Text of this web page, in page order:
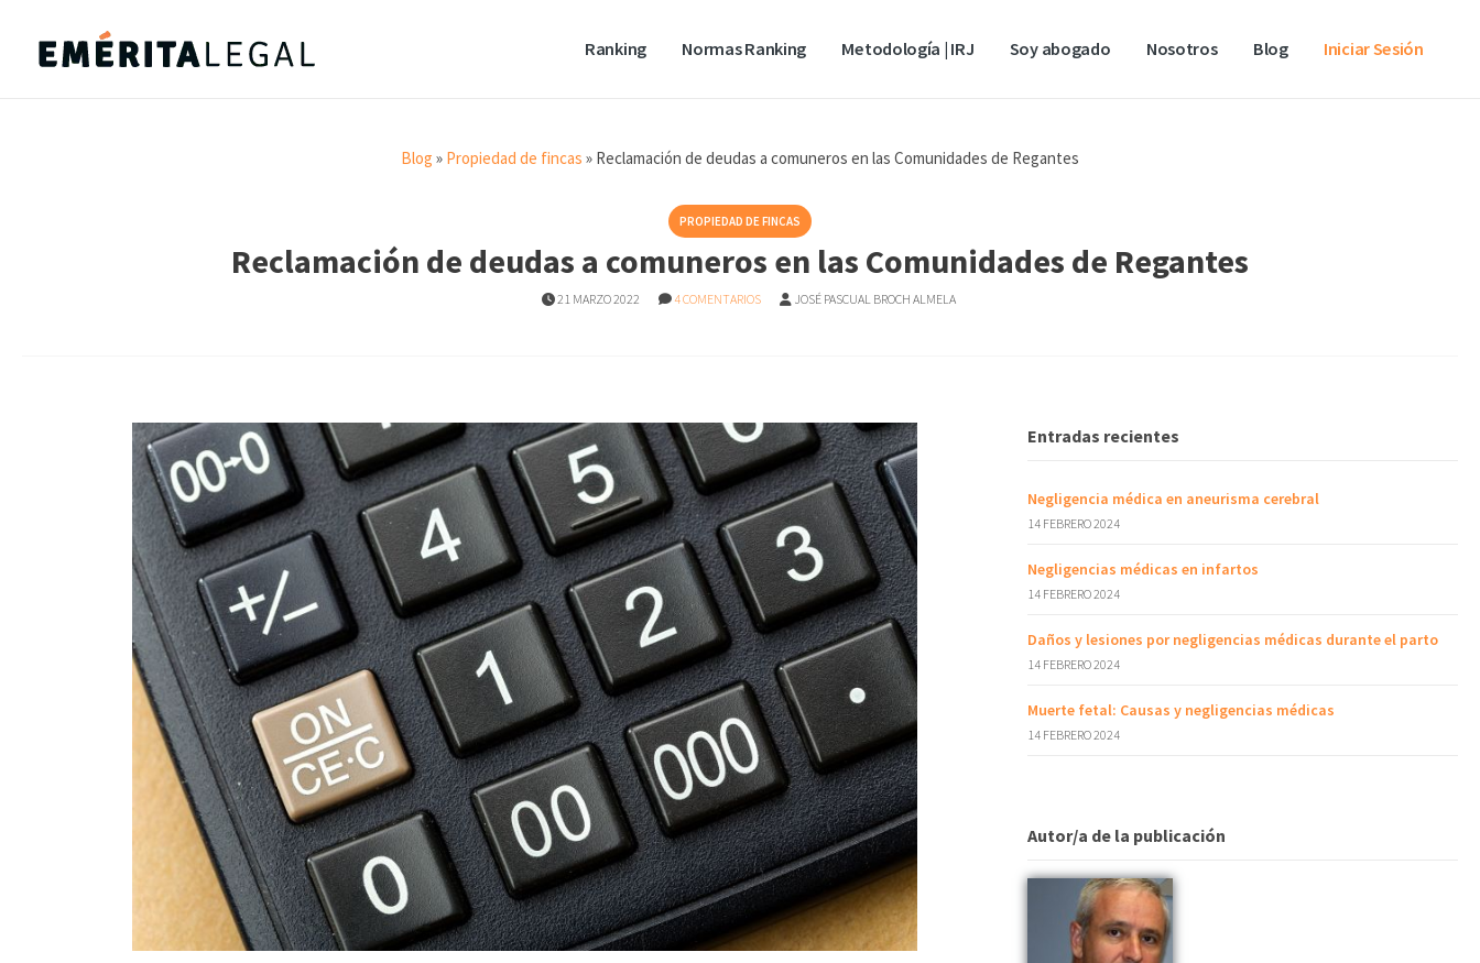
Ranking Normas Ranking Metodología | IRJ Soy abogado Nosotros Blog Iniciar Sesión
Blog » Propiedad de fincas » Reclamación de deudas a comuneros en las Comunidades de Regantes
PROPIEDAD DE FINCAS
Reclamación de deudas a comuneros en las Comunidades de Regantes
21 MARZO 2022 4 COMENTARIOS JOSÉ PASCUAL BROCH ALMELA
Entradas recientes
Negligencia médica en aneurisma cerebral
14 FEBRERO 2024
Negligencias médicas en infartos
14 FEBRERO 2024
Daños y lesiones por negligencias médicas durante el parto
14 FEBRERO 2024
Muerte fetal: Causas y negligencias médicas
14 FEBRERO 2024
Autor/a de la publicación